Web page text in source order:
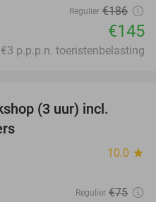
Regulier €186
€145
p.p.p.n. toeristenbelasting
(3 uur) incl.
10.0 star
Regulier €75